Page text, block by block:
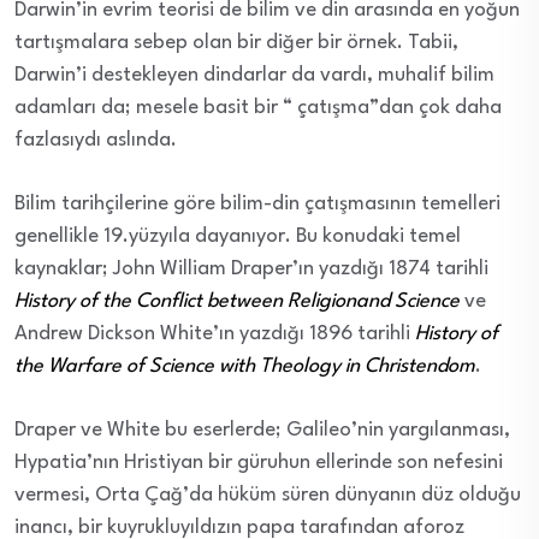
Darwin’in evrim teorisi de bilim ve din arasında en yoğun
tartışmalara sebep olan bir diğer bir örnek. Tabii,
Darwin’i destekleyen dindarlar da vardı, muhalif bilim
adamları da; mesele basit bir “ çatışma”dan çok daha
fazlasıydı aslında.
Bilim tarihçilerine göre bilim-din çatışmasının temelleri
genellikle 19.yüzyıla dayanıyor. Bu konudaki temel
kaynaklar; John William Draper’ın yazdığı 1874 tarihli
History of the Conflict between Religionand Science ve
Andrew Dickson White’ın yazdığı 1896 tarihli History of
the Warfare of Science with Theology in Christendom.
Draper ve White bu eserlerde; Galileo’nin yargılanması,
Hypatia’nın Hristiyan bir güruhun ellerinde son nefesini
vermesi, Orta Çağ’da hüküm süren dünyanın düz olduğu
inancı, bir kuyrukluyıldızın papa tarafından aforoz